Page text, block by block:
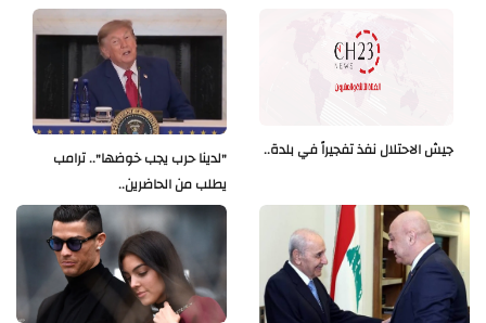
"لدينا حرب يجب خوضها".. ترامب
يطلب من الحاضرين..
جيش الاحتلال نفذ تفجيراً في بلدة..